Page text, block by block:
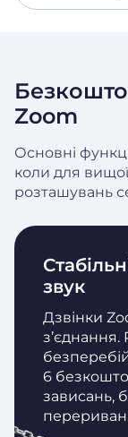
Zoom
Основні
коли для вищої
розташувань
звук
Дзвінки
з’єднання.
6
зависань,